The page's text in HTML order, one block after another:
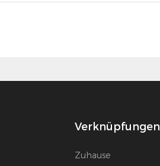
Verknüpfungen
Zuhause